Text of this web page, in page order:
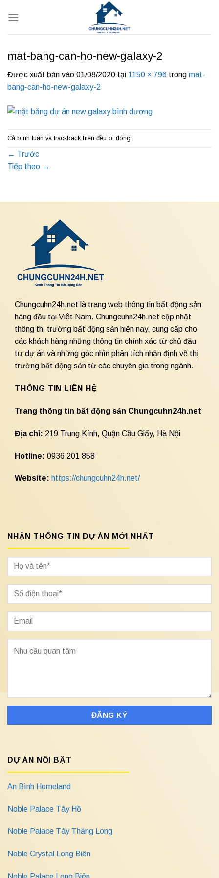
qua
mat-bang-can-ho-new-galaxy-2
Được xuất bản vào 01/08/2020 tại 1150 × 796 trong mat-
bang-can-ho-new-galaxy-2
Cả bình luận và trackback hiện đều bị đóng.
← Trước
Tiếp theo →
Chungcuhn24h.net là trang web thông tin bất động sản
hàng đầu tại Việt Nam. Chungcuhn24h.net cập nhật
thông thị trường bất động sản hiện nay, cung cấp cho
các khách hàng những thông tin chính xác từ chủ đầu
tư dự án và những góc nhìn phân tích nhận định về thị
trường bất động sản từ các chuyên gia trong ngành.
THÔNG TIN LIÊN HỆ
Trang thông tin bất động sản Chungcuhn24h.net
Địa chỉ: 219 Trung Kính, Quận Cầu Giấy, Hà Nội
Hotline: 0936 201 858
Website: https://chungcuhn24h.net/
NHẬN THÔNG TIN DỰ ÁN MỚI NHẤT
DỰ ÁN NỔI BẬT
An Bình Homeland
Noble Palace Tây Hồ
Noble Palace Tây Thăng Long
Noble Crystal Long Biên
Noble Palace Long Biên